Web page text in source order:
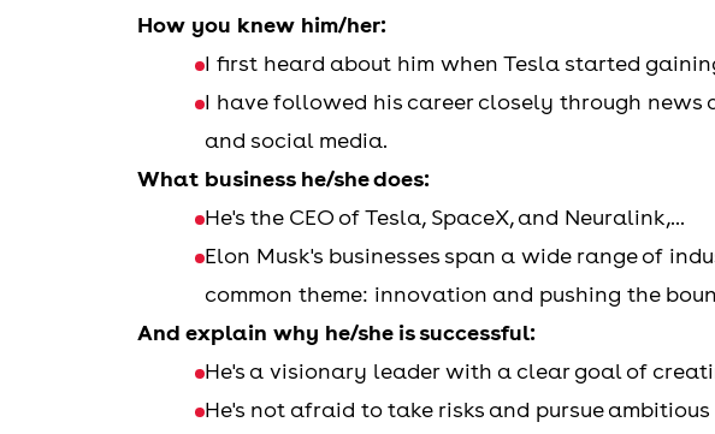
How you knew him/her:
I first heard about him when Tesla started
I have followed his career closely through news
and social media.
What business he/she does:
He's the CEO of Tesla, SpaceX, and Neuralink,...
Elon Musk's businesses span a wide range of
common theme: innovation and pushing the
And explain why he/she is successful:
He's a visionary leader with a clear goal of
He's not afraid to take risks and pursue